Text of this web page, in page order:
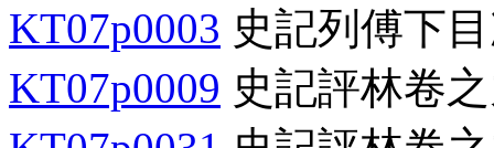
KT07p0003 史記列傅下
KT07p0009 史記評林卷